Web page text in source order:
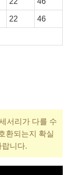
22 46
서리가 다를 수
환되는지 확실
랍니다.